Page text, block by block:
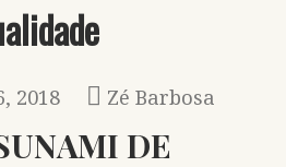
2018 Zé Barbosa
DE